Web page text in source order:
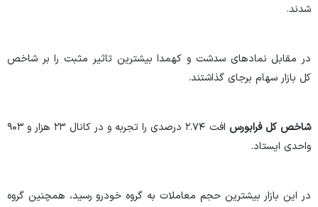
شدند.
در مقابل نماد‌های سدشت و کهمدا بیشترین تاثیر مثبت را بر شاخص
کل بازار سهام برجای گذاشتند.
شاخص کل فرابورس
افت ۲.۷۴ درصدی را تجربه و در کانال ۲۳ هزار و ۹۰۳
واحدی ایستاد.
در این بازار بیشترین حجم معاملات به گروه خودرو رسید، همچنین گروه